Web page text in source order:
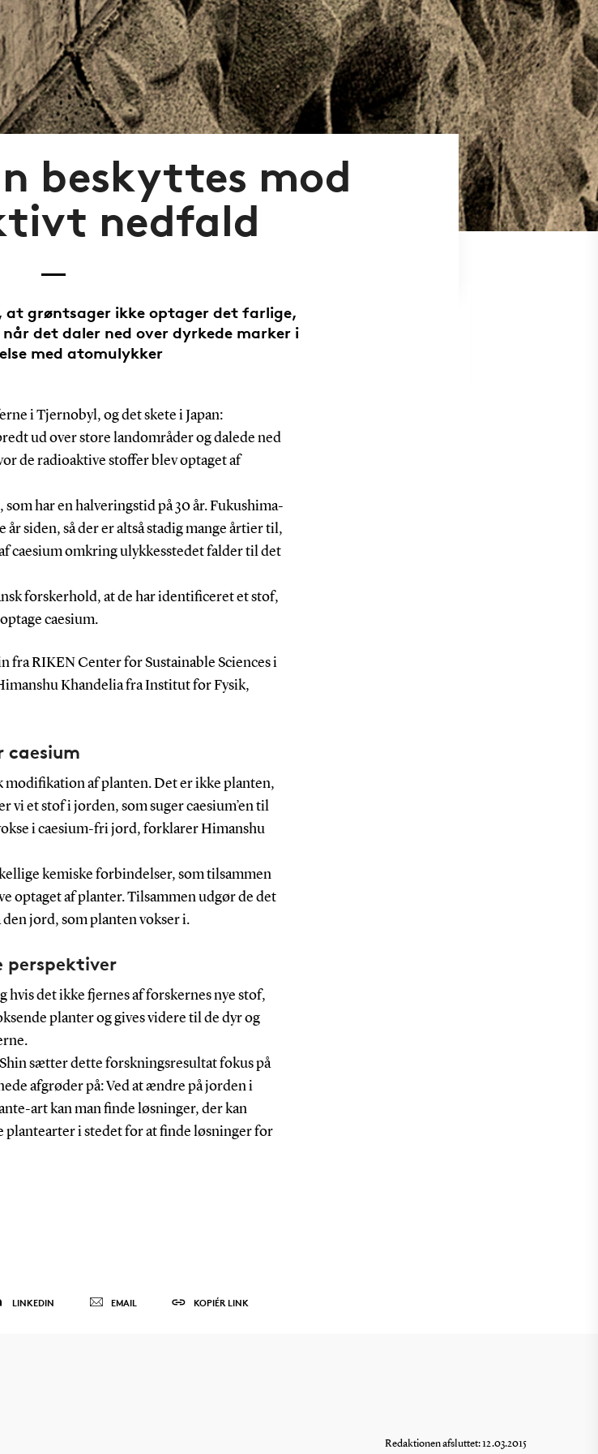
beskyttes mod
nedfald
at grøntsager ikke optager det farlige,
det daler ned over dyrkede marker i
med atomulykker
i Tjernobyl, og det skete i Japan:
ud over store landområder og dalede ned
de radioaktive stoffer blev optaget af
som har en halveringstid på 30 år. Fukushima-
år siden, så der er altså stadig mange årtier til,
caesium omkring ulykkesstedet falder til det
forskerhold, at de har identificeret et stof,
caesium.
fra RIKEN Center for Sustainable Sciences i
Khandelia fra Institut for Fysik,
caesium
modifikation af planten. Det er ikke planten,
vi et stof i jorden, som suger caesium’en til
i caesium-fri jord, forklarer Himanshu
kemiske forbindelser, som tilsammen
optaget af planter. Tilsammen udgør de det
jord, som planten vokser i.
perspektiver
hvis det ikke fjernes af forskernes nye stof,
planter og gives videre til de dyr og
sætter dette forskningsresultat fokus på
afgrøder på: Ved at ændre på jorden i
art kan man finde løsninger, der kan
plantearter i stedet for at finde løsninger for
LINKEDIN EMAIL KOPIÉR LINK
Redaktionen afsluttet: 12.03.2015